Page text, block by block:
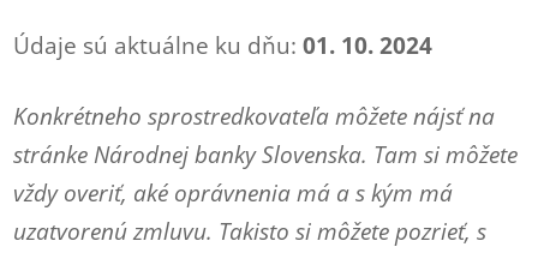
Údaje sú aktuálne ku dňu:01. 10. 2024
Konkrétneho sprostredkovateľa môžete nájsť na
stránke Národnej banky Slovenska. Tam si môžete
vždy overiť, aké oprávnenia má a s kým má
uzatvorenú zmluvu. Takisto si môžete pozrieť, s